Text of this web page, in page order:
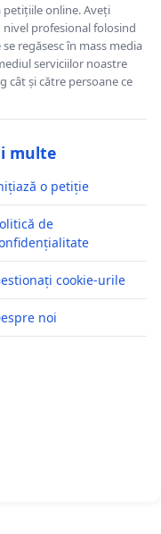
petițiile online. Aveți
profesional folosind
regăsesc în mass media
serviciilor noastre
cât și către persoane ce
multe
o petiție
de
cookie-urile
noi